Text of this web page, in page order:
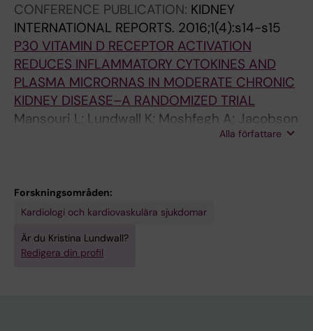
CONFERENCE PUBLICATION: KIDNEY
INTERNATIONAL REPORTS. 2016;1(4):s14-s15
P30 VITAMIN D RECEPTOR ACTIVATION
REDUCES INFLAMMATORY CYTOKINES AND
PLASMA MICRORNAS IN MODERATE CHRONIC
KIDNEY DISEASE–A RANDOMIZED TRIAL
Mansouri L; Lundwall K; Moshfegh A; Jacobson
Alla författare
Forskningsområden:
Kardiologi och kardiovaskulära sjukdomar
Är du Kristina Lundwall?
Redigera din profil